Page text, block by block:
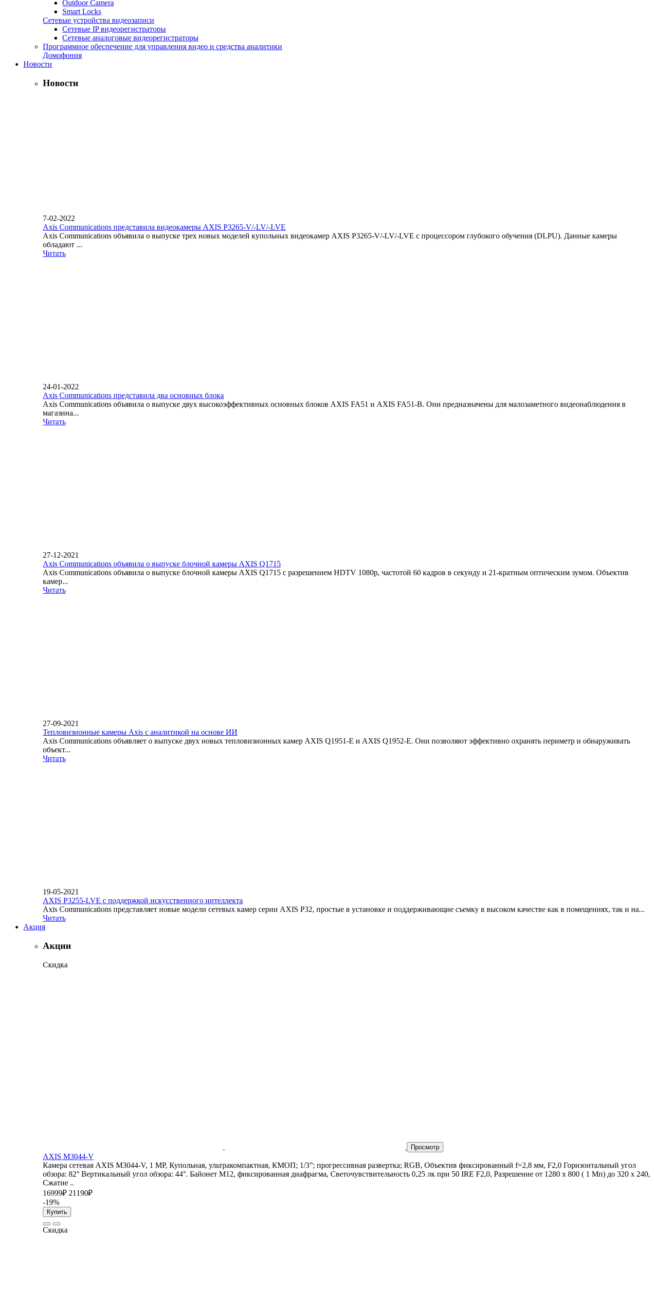
Outdoor Camera
Smart Locks
Сетевые устройства видеозаписи
Сетевые IP видеорегистраторы
Сетевые аналоговые видеорегистраторы
Программное обеспечение для управления видео и средства аналитики
Домофония
Новости
Новости
7-02-2022
Axis Communications представила видеокамеры AXIS P3265-V/-LV/-LVE
Axis Communications объявила о выпуске трех новых моделей купольных видеокамер AXIS P3265-V/-LV/-LVE с процессором глубокого обучения (DLPU). Данные камеры
обладают ...
Читать
24-01-2022
Axis Communications представила два основных блока
Axis Communications объявила о выпуске двух высокоэффективных основных блоков AXIS FA51 и AXIS FA51-B. Они предназначены для малозаметного видеонаблюдения в
магазина...
Читать
27-12-2021
Axis Communications объявила о выпуске блочной камеры AXIS Q1715
Axis Communications объявила о выпуске блочной камеры AXIS Q1715 с разрешением HDTV 1080p, частотой 60 кадров в секунду и 21-кратным оптическим зумом. Объектив
камер...
Читать
27-09-2021
Тепловизионные камеры Axis с аналитикой на основе ИИ
Axis Communications объявляет о выпуске двух новых тепловизионных камер AXIS Q1951-E и AXIS Q1952-E. Они позволяют эффективно охранять периметр и обнаруживать
объект...
Читать
19-05-2021
AXIS P3255-LVE с поддержкой искусственного интеллекта
Axis Communications представляет новые модели сетевых камер серии AXIS P32, простые в установке и поддерживающие съемку в высоком качестве как в помещениях, так и на...
Читать
Акция
Акции
Скидка
Просмотр
AXIS M3044-V
Камера сетевая AXIS M3044-V, 1 MP, Купольная, ультракомпактная, КМОП; 1/3”; прогрессивная развертка; RGB, Объектив фиксированный f=2,8 мм, F2,0 Горизонтальный угол
обзора: 82° Вертикальный угол обзора: 44°. Байонет М12, фиксированная диафрагма, Светочувствительность 0,25 лк при 50 IRE F2,0, Разрешение от 1280 x 800 ( 1 Мп) до 320 x 240,
Сжатие ..
16999₽ 21190₽
-19%
Купить
Скидка